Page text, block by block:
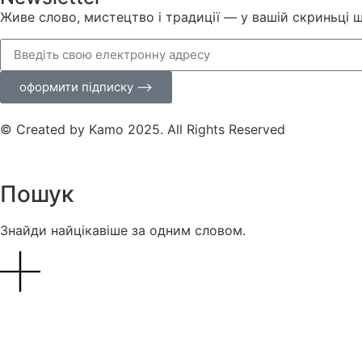
Живе слово, мистецтво і традиції — у вашій скриньці
оформити підписку ⟶
© Created by Kamo 2025. All Rights Reserved
Пошук
Знайди найцікавіше за одним словом.